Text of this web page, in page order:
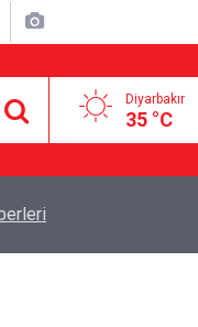
Diyarbakır
35 °C
AK Parti